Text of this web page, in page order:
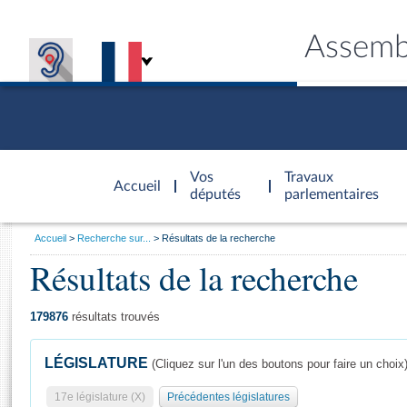
Accueil
d'accueil
Vos
députés
Travaux
parlementaires
Général
Vous
Accueil Recherche sur... Résultats de la recherche
Résultats de la recherche
179876 résultats trouvés
LÉGISLATURE (Cliquez sur l'un des boutons pour faire un choix)
17e législature (X) Précédentes législatures